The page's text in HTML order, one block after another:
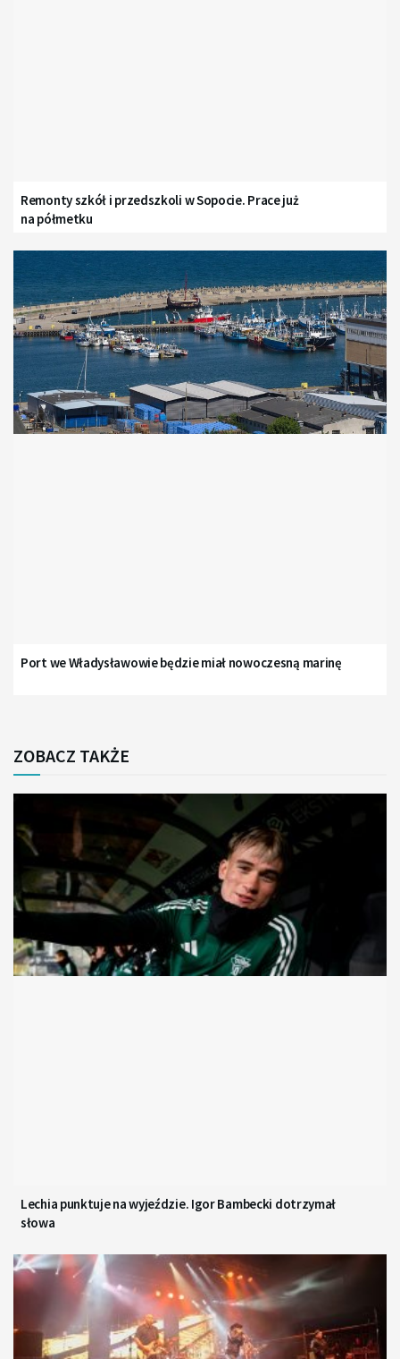
Remonty szkół i przedszkoli w Sopocie. Prace już
na półmetku
Port we Władysławowie będzie miał nowoczesną marinę
ZOBACZ TAKŻE
Lechia punktuje na wyjeździe. Igor Bambecki dotrzymał
słowa